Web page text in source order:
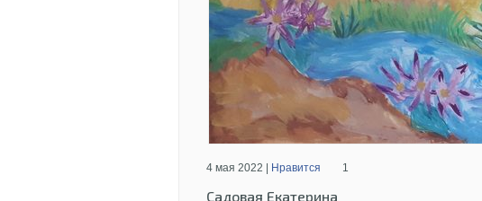
4 мая 2022 | Нравится 1
Садовая Екатерина